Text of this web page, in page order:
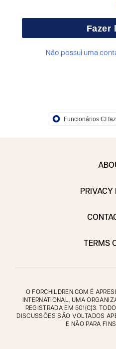
Não possui uma
Funcionários CI
PRIVACY
TERMS
O FORCHILDREN.COM É
INTERNATIONAL, UMA
REGISTRADA EM 501(C)3.
DISCUSSÕES SÃO VOLTADOS
E NÃO PARA